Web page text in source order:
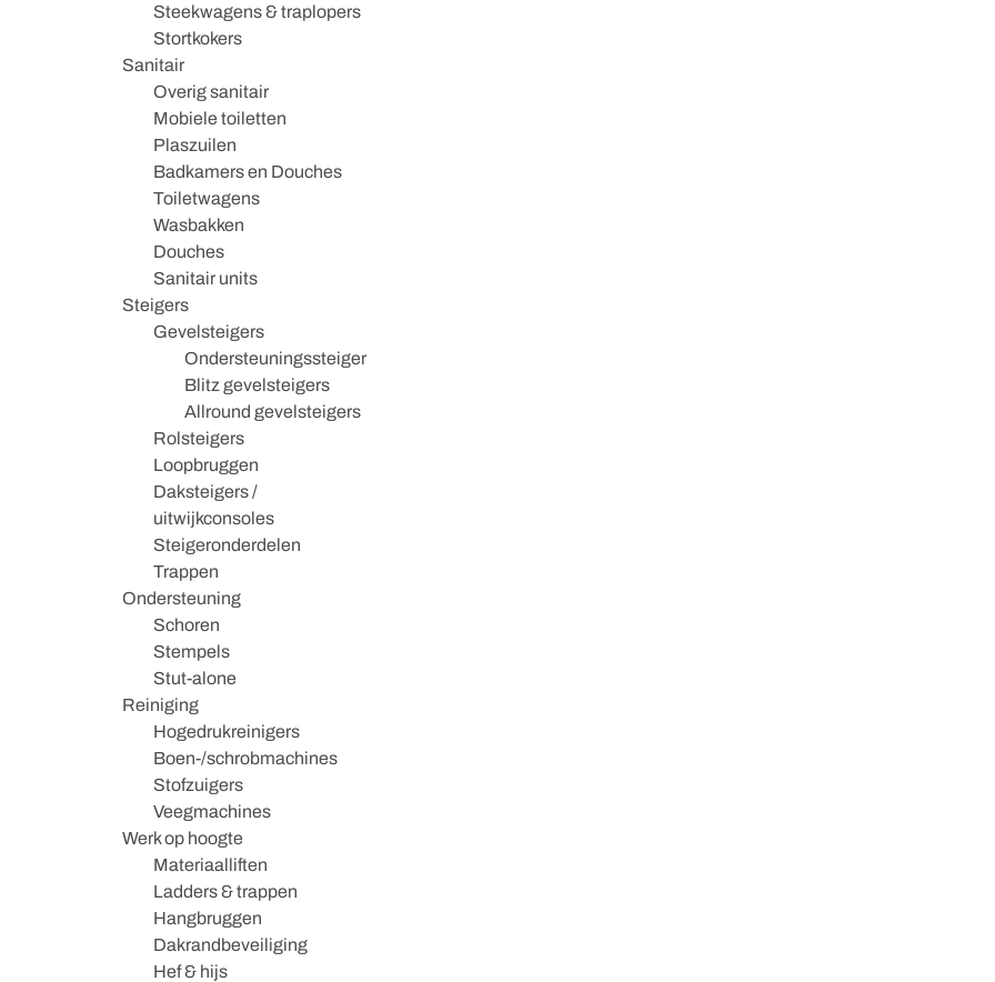
Steekwagens & traplopers
Stortkokers
Sanitair
Overig sanitair
Mobiele toiletten
Plaszuilen
Badkamers en Douches
Toiletwagens
Wasbakken
Douches
Sanitair units
Steigers
Gevelsteigers
Ondersteuningssteiger
Blitz gevelsteigers
Allround gevelsteigers
Rolsteigers
Loopbruggen
Daksteigers /
uitwijkconsoles
Steigeronderdelen
Trappen
Ondersteuning
Schoren
Stempels
Stut-alone
Reiniging
Hogedrukreinigers
Boen-/schrobmachines
Stofzuigers
Veegmachines
Werk op hoogte
Materiaalliften
Ladders & trappen
Hangbruggen
Dakrandbeveiliging
Hef & hijs